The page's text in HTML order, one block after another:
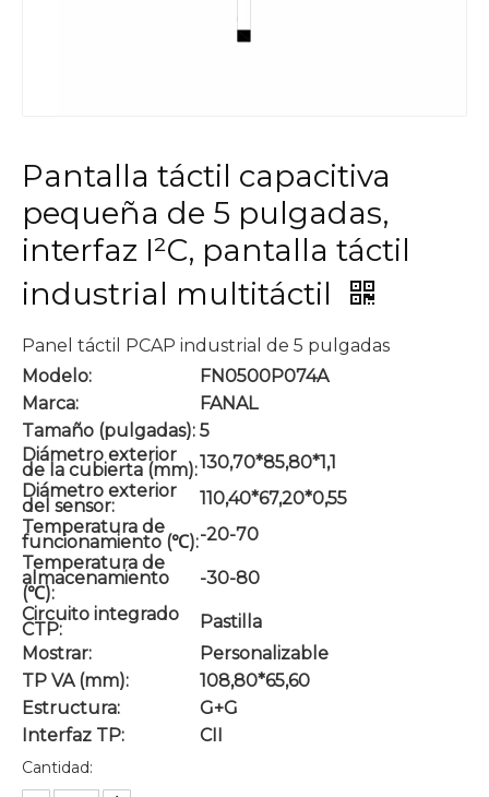
Pantalla táctil capacitiva
pequeña de 5 pulgadas,
interfaz I²C, pantalla táctil
industrial multitáctil
Panel táctil PCAP industrial de 5 pulgadas
Modelo:
FN0500P074A
Marca:
FANAL
Tamaño (pulgadas): 5
Diámetro exterior
de la cubierta (mm):130,70*85,80*1,1
Diámetro exterior
del sensor:
110,40*67,20*0,55
Temperatura de
funcionamiento (℃):-20-70
Temperatura de
almacenamiento
(℃):
-30-80
Circuito integrado
CTP:
Pastilla
Mostrar:
Personalizable
TP VA (mm):
108,80*65,60
Estructura:
G+G
Interfaz TP:
CII
Cantidad: